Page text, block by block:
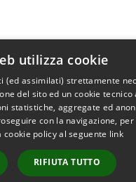
utilizza cookie
(ed assimilati) strettamente
del sito ed un cookie tecnico
statistiche, aggregate ed
con la navigazione,
policy al seguente link
RIFIUTA TUTTO